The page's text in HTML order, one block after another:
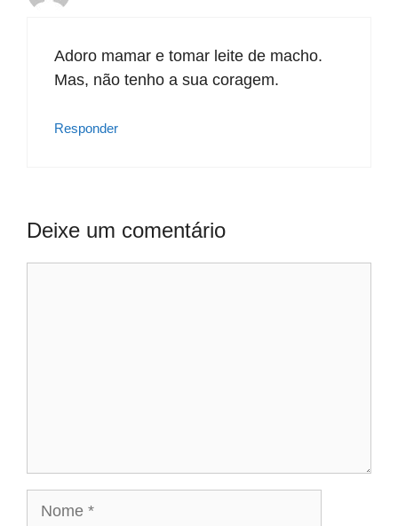
Adoro mamar e tomar leite de macho.
Mas, não tenho a sua coragem.
Responder
Deixe um comentário